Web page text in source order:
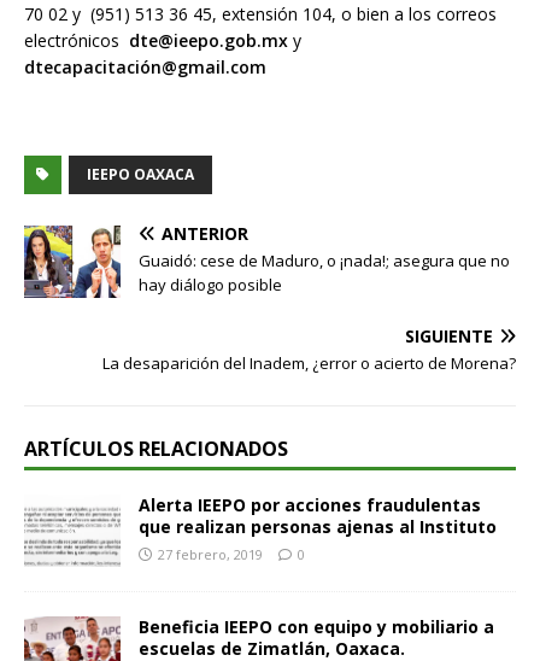
70 02 y (951) 513 36 45, extensión 104, o bien a los correos
electrónicos dte@ieepo.gob.mx y
dtecapacitación@gmail.com
IEEPO OAXACA
ANTERIOR
Guaidó: cese de Maduro, o ¡nada!; asegura que no
hay diálogo posible
SIGUIENTE
La desaparición del Inadem, ¿error o acierto de Morena?
ARTÍCULOS RELACIONADOS
Alerta IEEPO por acciones fraudulentas
que realizan personas ajenas al Instituto
27 febrero, 2019 0
Beneficia IEEPO con equipo y mobiliario a
escuelas de Zimatlán, Oaxaca.